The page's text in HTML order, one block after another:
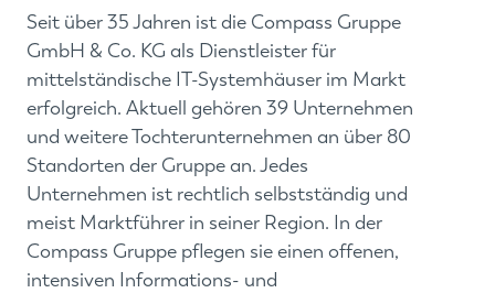
Seit über 35 Jahren ist die Compass Gruppe
GmbH & Co. KG als Dienstleister für
mittelständische IT-Systemhäuser im Markt
erfolgreich. Aktuell gehören 39 Unternehmen
und weitere Tochterunternehmen an über 80
Standorten der Gruppe an. Jedes
Unternehmen ist rechtlich selbstständig und
meist Marktführer in seiner Region. In der
Compass Gruppe pflegen sie einen offenen,
intensiven Informations- und